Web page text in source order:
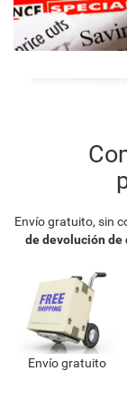
Envío gratuito, sin
de devolución de
Envío gratuito